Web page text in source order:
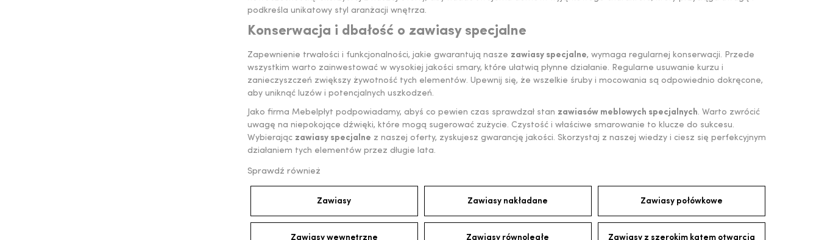
podkreśla unikatowy styl aranżacji wnętrza.
Konserwacja i dbałość o zawiasy specjalne
Zapewnienie trwałości i funkcjonalności, jakie gwarantują nasze zawiasy specjalne, wymaga regularnej konserwacji. Przede
wszystkim warto zainwestować w wysokiej jakości smary, które ułatwią płynne działanie. Regularne usuwanie kurzu i
zanieczyszczeń zwiększy żywotność tych elementów. Upewnij się, że wszelkie śruby i mocowania są odpowiednio dokręcone,
aby uniknąć luzów i potencjalnych uszkodzeń.
Jako firma Mebelpłyt podpowiadamy, abyś co pewien czas sprawdzał stan zawiasów meblowych specjalnych. Warto zwrócić
uwagę na niepokojące dźwięki, które mogą sugerować zużycie. Czystość i właściwe smarowanie to klucze do sukcesu.
Wybierając zawiasy specjalne z naszej oferty, zyskujesz gwarancję jakości. Skorzystaj z naszej wiedzy i ciesz się perfekcyjnym
działaniem tych elementów przez długie lata.
Sprawdź również
Zawiasy Zawiasy nakładane Zawiasy połówkowe
Zawiasy wewnętrzne Zawiasy równoległe Zawiasy z szerokim kątem otwarcia